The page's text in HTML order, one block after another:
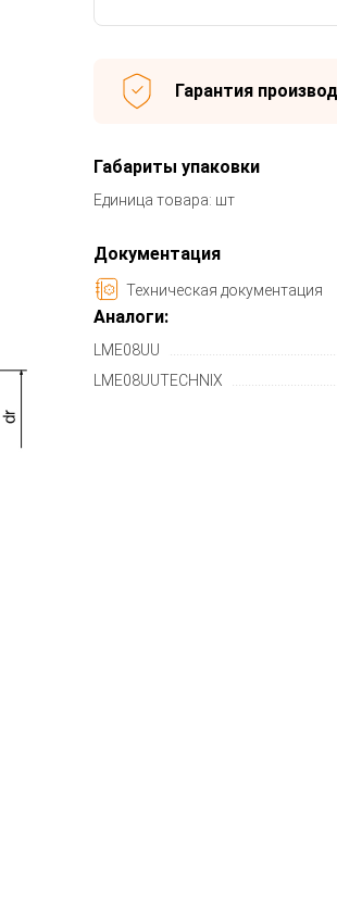
Гарантия
Габариты упаковки
Единица товара: шт
Документация
Техническая документация
Аналоги:
LME08UU
LME08UUTECHNIX